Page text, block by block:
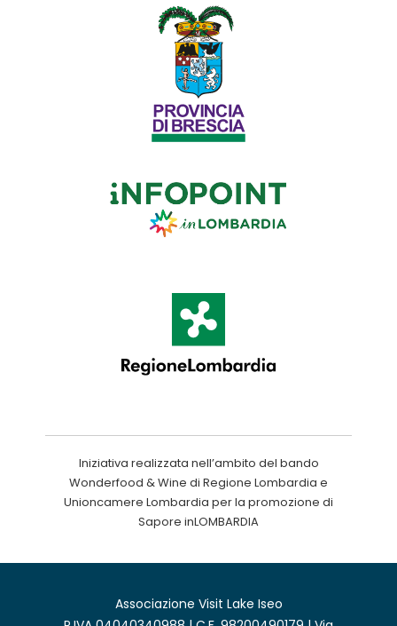
Iniziativa realizzata nell’ambito del bando
Wonderfood & Wine di Regione Lombardia e
Unioncamere Lombardia per la promozione di
Sapore inLOMBARDIA
Associazione Visit Lake Iseo